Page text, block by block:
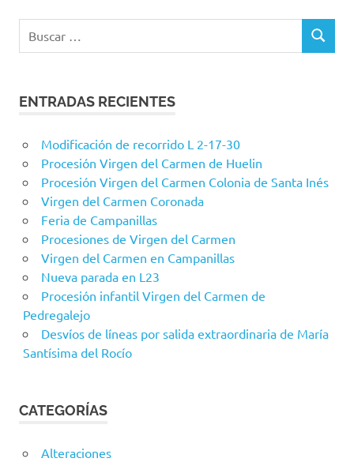
BUSCAR
ENTRADAS RECIENTES
Modificación de recorrido L 2-17-30
Procesión Virgen del Carmen de Huelin
Procesión Virgen del Carmen Colonia de Santa Inés
Virgen del Carmen Coronada
Feria de Campanillas
Procesiones de Virgen del Carmen
Virgen del Carmen en Campanillas
Nueva parada en L23
Procesión infantil Virgen del Carmen de
Pedregalejo
Desvíos de líneas por salida extraordinaria de María
Santísima del Rocío
CATEGORÍAS
Alteraciones